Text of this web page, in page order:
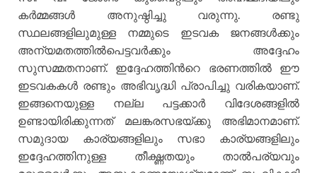
കര്‍മ്മങ്ങള്‍ അനുഷ്ഠിച്ചു വരുന്നു. രണ്ടു
സ്ഥലങ്ങളിലുമുള്ള നമ്മുടെ ഇടവക ജനങ്ങള്‍ക്കും
അന്യമതത്തില്‍പെട്ടവര്‍ക്കും അദ്ദേഹം
സുസമ്മതനാണ്. ഇദ്ദേഹത്തിന്‍റെ ഭരണത്തില്‍ ഈ
ഇടവകകള്‍ രണ്ടും അഭിവൃദ്ധി പ്രാപിച്ചു വരികയാണ്.
ഇങ്ങനെയുള്ള നല്ല പട്ടക്കാര്‍ വിദേശങ്ങളില്‍
ഉണ്ടായിരിക്കുന്നത് മലങ്കരസഭയ്ക്കു അഭിമാനമാണ്.
സമുദായ കാര്യങ്ങളിലും സഭാ കാര്യങ്ങളിലും
ഇദ്ദേഹത്തിനുള്ള തീക്ഷ്ണതയും താല്‍പര്യവും